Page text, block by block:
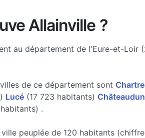
Allainville ?
au département de l'Eure-et-Loir
de ce département sont
Lucé(17 723 habitants) Châteaudun
habitants) .
peuplée de 120 habitants